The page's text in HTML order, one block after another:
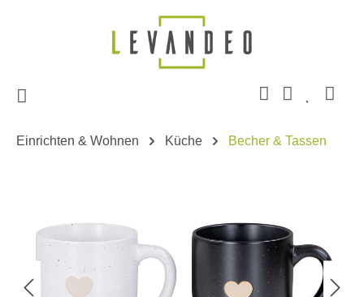
Zum Hauptinhalt springen
Einrichten & Wohnen Küche Becher & Tassen